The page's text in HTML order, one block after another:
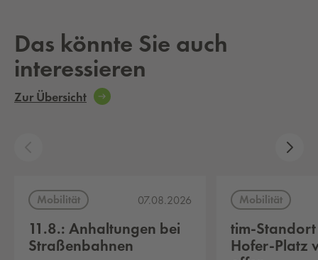
Das könnte Sie auch
interessieren
Zur Übersicht
Mobilität 07.08.2026
11.8.: Anhaltungen bei
Straßenbahnen
Mobilität
tim-
Hofer-Platz